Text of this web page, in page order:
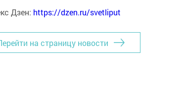
Дзен: https://dzen.ru/svetliput
на страницу новости